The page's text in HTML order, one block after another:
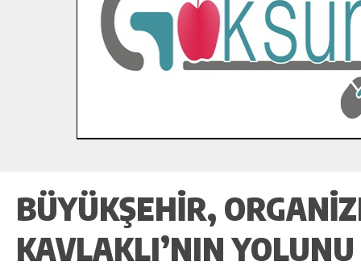
Bertiz’in Yeni Köprüsünde Sona Doğru.
BÜYÜKŞEHIR,
KAVLAKLI’NIN